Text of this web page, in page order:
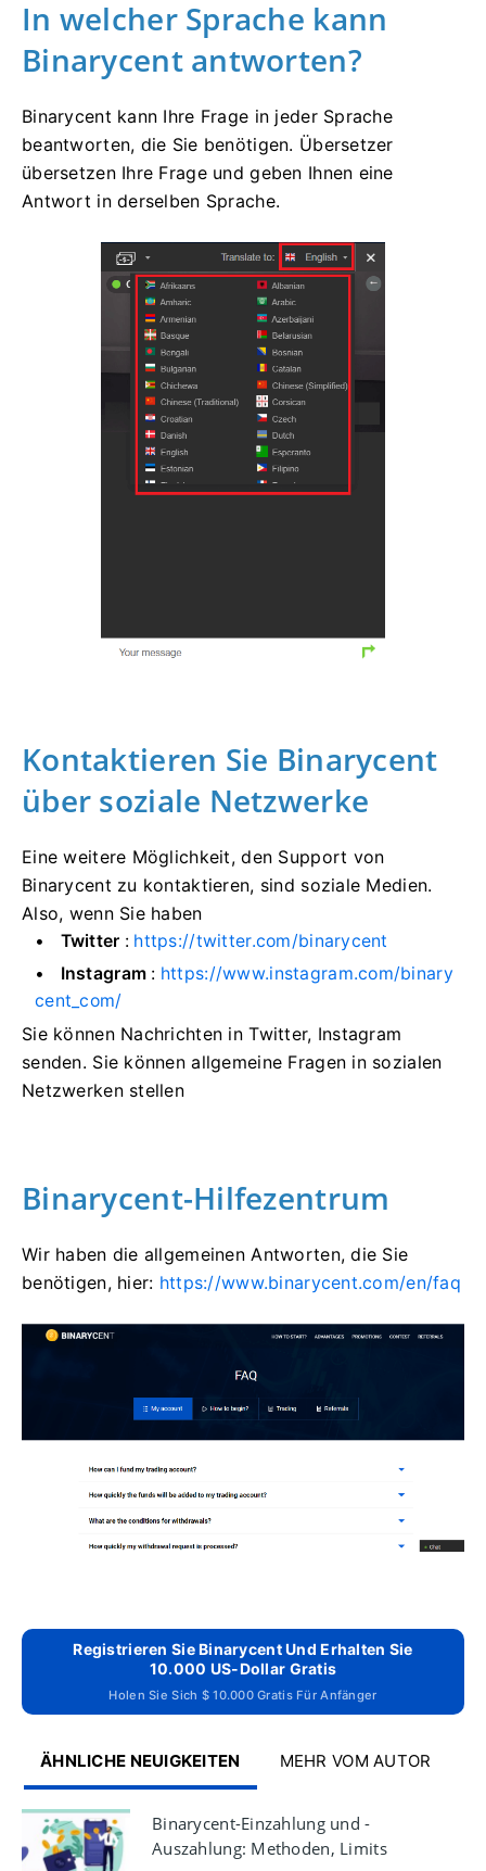
In welcher Sprache kann
Binarycent antworten?
Binarycent kann Ihre Frage in jeder Sprache
beantworten, die Sie benötigen. Übersetzer
übersetzen Ihre Frage und geben Ihnen eine
Antwort in derselben Sprache.
Kontaktieren Sie Binarycent
über soziale Netzwerke
Eine weitere Möglichkeit, den Support von
Binarycent zu kontaktieren, sind soziale Medien.
Also, wenn Sie haben
Twitter : https://twitter.com/binarycent
Instagram : https://www.instagram.com/binary
cent_com/
Sie können Nachrichten in Twitter, Instagram
senden. Sie können allgemeine Fragen in sozialen
Netzwerken stellen
Binarycent-Hilfezentrum
Wir haben die allgemeinen Antworten, die Sie
benötigen, hier: https://www.binarycent.com/en/faq
Registrieren Sie Binarycent Und Erhalten Sie
10.000 US-Dollar Gratis
Holen Sie Sich $ 10.000 Gratis Für Anfänger
ÄHNLICHE NEUIGKEITEN MEHR VOM AUTOR
Binarycent-Einzahlung und -
Auszahlung: Methoden, Limits